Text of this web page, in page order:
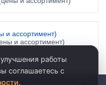
и ассортимент)
работы
соглашаетесь с
.